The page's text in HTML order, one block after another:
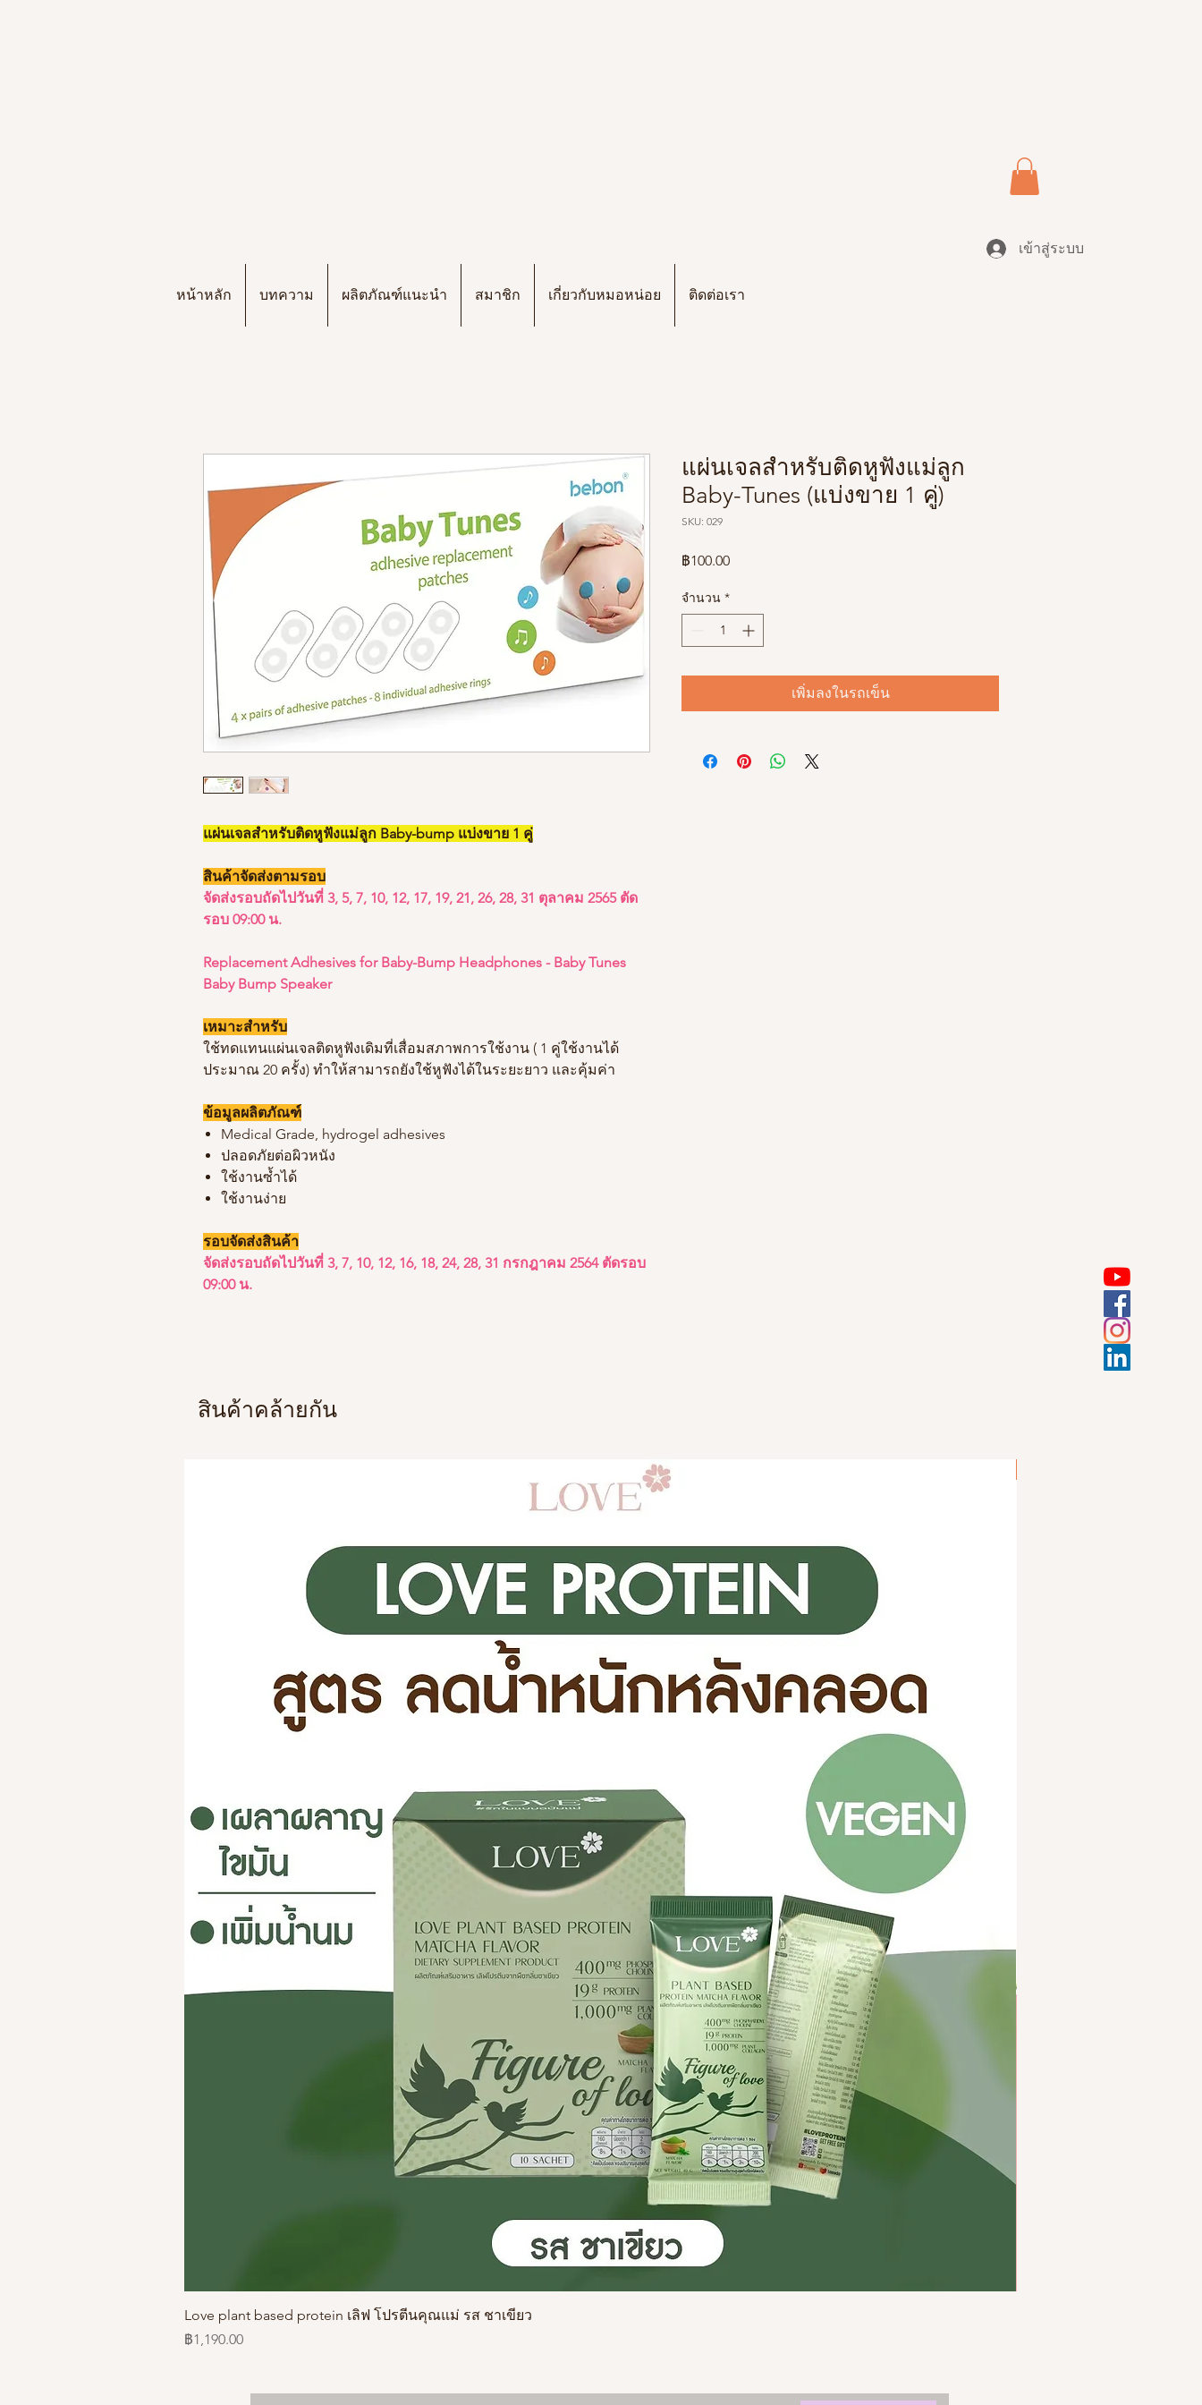
หน้าหลัก บทความ ผลิตภัณฑ์แนะนำ สมาชิก เกี่ยวกับหมอหน่อย ติดต่อเรา
เข้าสู่ระบบ
แผ่นเจลสำหรับติดหูฟังแม่ลูก Baby-bump แบ่งขาย 1 คู่
สินค้าจัดส่งตามรอบ
จัดส่งรอบถัดไปวันที่ 3, 5, 7, 10, 12, 17, 19, 21, 26, 28, 31 ตุลาคม 2565 ตัด
รอบ 09:00 น.
Replacement Adhesives for Baby-Bump Headphones - Baby Tunes
Baby Bump Speaker
เหมาะสำหรับ
ใช้ทดแทนแผ่นเจลติดหูฟังเดิมที่เสื่อมสภาพการใช้งาน ( 1 คู่ใช้งานได้
ประมาณ 20 ครั้ง) ทำให้สามารถยังใช้หูฟังได้ในระยะยาว และคุ้มค่า
ข้อมูลผลิตภัณฑ์
Medical Grade, hydrogel adhesives
ปลอดภัยต่อผิวหนัง
ใช้งานซ้ำได้
ใช้งานง่าย
รอบจัดส่งสินค้า
จัดส่งรอบถัดไปวันที่ 3, 7, 10, 12, 16, 18, 24, 28, 31 กรกฎาคม 2564 ตัดรอบ
09:00 น.
แผ่นเจลสำหรับติดหูฟังแม่ลูก
Baby-Tunes (แบ่งขาย 1 คู่)
SKU: 029
฿100.00ราคา
จำนวน *
เพิ่มลงในรถเข็น
สินค้าคล้ายกัน
Love plant based protein เลิฟ โปรตีนคุณแม่ รส ชาเขียว
ราคา
฿1,190.00